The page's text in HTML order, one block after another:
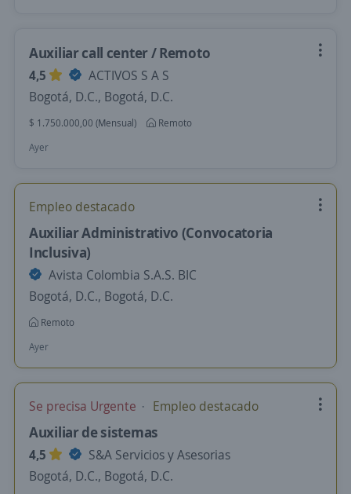
Auxiliar call center / Remoto
4,5
ACTIVOS S A S
Bogotá, D.C., Bogotá, D.C.
$ 1.750.000,00 (Mensual)
Remoto
Ayer
Empleo destacado
Auxiliar Administrativo (Convocatoria
Inclusiva)
Avista Colombia S.A.S. BIC
Bogotá, D.C., Bogotá, D.C.
Remoto
Ayer
Se precisa Urgente Empleo destacado
Auxiliar de sistemas
4,5
S&A Servicios y Asesorias
Bogotá, D.C., Bogotá, D.C.